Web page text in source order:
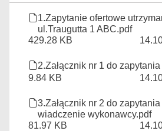
1.Zapytanie ofertowe
ul.Traugutta 1 ABC.pdf
429.28 KB
2.Załącznik nr 1 do
9.84 KB
3.Załącznik nr 2 do
wiadczenie wykonawcy.pdf
81.97 KB